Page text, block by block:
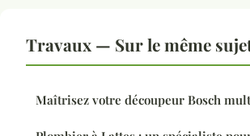
Travaux — Sur le même
Maîtrisez votre découpeur Bosch